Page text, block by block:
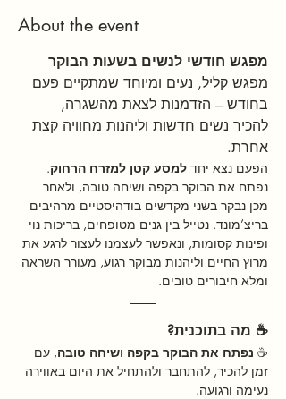
About the event
מפגש חודשי לנשים בשעות הבוקר
מפגש קליל, נעים ומיוחד שמתקיים פעם
בחודש – הזדמנות לצאת מהשגרה,
להכיר נשים חדשות וליהנות מחוויה קצת
אחרת.
הפעם נצא יחד למסע קטן למזרח הרחוק.
נפתח את הבוקר בקפה ושיחה טובה, ולאחר
מכן נבקר בשני מקדשים בודהיסטיים מרהיבים
בריצ’מונד. נטייל בין גנים מטופחים, בריכות נוי
ופינות קסומות, ונאפשר לעצמנו לעצור לרגע את
מרוץ החיים וליהנות מבוקר רגוע, מעורר השראה
ומלא חיבורים טובים.
☕️ מה בתוכנית?
☕ נפתח את הבוקר בקפה ושיחה טובה, עם
זמן להכיר, להתחבר ולהתחיל את היום באווירה
נעימה ורגועה.